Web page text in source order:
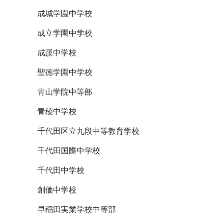
成城学園中学校
成立学園中学校
成蹊中学校
聖徳学園中学校
青山学院中等部
青稜中学校
千代田区立九段中等教育学校
千代田国際中学校
千代田中学校
創価中学校
早稲田実業学校中等部